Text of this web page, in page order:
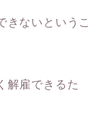
きないというこ
解雇できるた